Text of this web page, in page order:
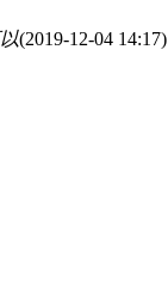
(2019-12-04 14:17)